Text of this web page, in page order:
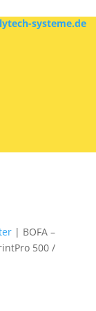
systeme.de
| BOFA –
500 /